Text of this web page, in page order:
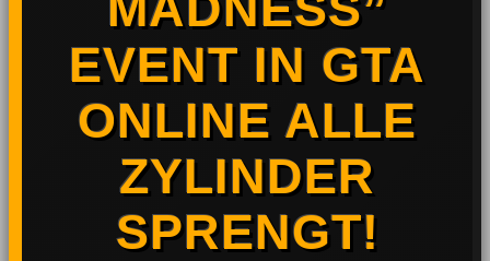
EVENT IN GTA
ONLINE ALLE
ZYLINDER
SPRENGT!